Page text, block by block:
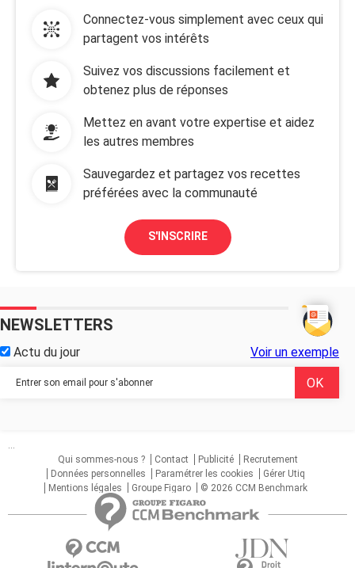
Connectez-vous simplement avec ceux qui
partagent vos intérêts
Suivez vos discussions facilement et
obtenez plus de réponses
Mettez en avant votre expertise et aidez
les autres membres
Sauvegardez et partagez vos recettes
préférées avec la communauté
S'INSCRIRE
NEWSLETTERS
Actu du jour Voir un exemple
...
Qui sommes-nous ?
Contact Publicité
Recrutement
Données personnelles
Paramétrer les cookies
Gérer Utiq
Mentions légales
Groupe Figaro © 2026 CCM Benchmark